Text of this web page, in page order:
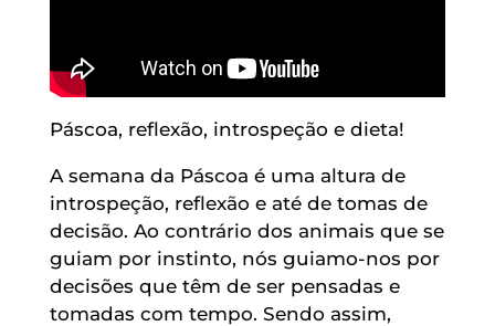
Páscoa, reflexão, introspeção e dieta!
A semana da Páscoa é uma altura de
introspeção, reflexão e até de tomas de
decisão. Ao contrário dos animais que se
guiam por instinto, nós guiamo-nos por
decisões que têm de ser pensadas e
tomadas com tempo. Sendo assim,